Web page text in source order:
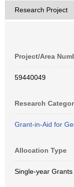
Research Project
Project/Area
59440049
Research
Grant-in-Aid for
Allocation Type
Single-year Grants